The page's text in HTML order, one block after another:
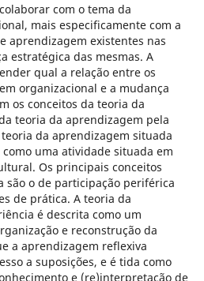
com o tema da
mais especificamente com a
aprendizagem existentes nas
estratégica das mesmas. A
qual a relação entre os
organizacional e a mudança
os conceitos da teoria da
teoria da aprendizagem pela
da aprendizagem situada
uma atividade situada em
Os principais conceitos
são o de participação periférica
de prática. A teoria da
é descrita como um
e reconstrução da
a aprendizagem reflexiva
a suposições, e é tida como
e (re)interpretação de